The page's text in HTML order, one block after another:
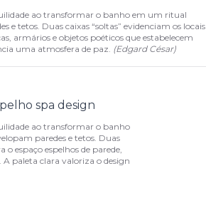
ao transformar o banho em um ritual
e tetos. Duas caixas “soltas” evidenciam os locais
armários e objetos poéticos que estabelecem
uma atmosfera de paz. (Edgard César)
ao transformar o banho
paredes e tetos. Duas
espaço espelhos de parede,
A paleta clara valoriza o design